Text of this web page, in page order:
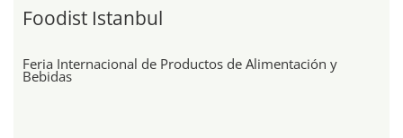
Foodist Istanbul
Feria Internacional de Productos de Alimentación y
Bebidas